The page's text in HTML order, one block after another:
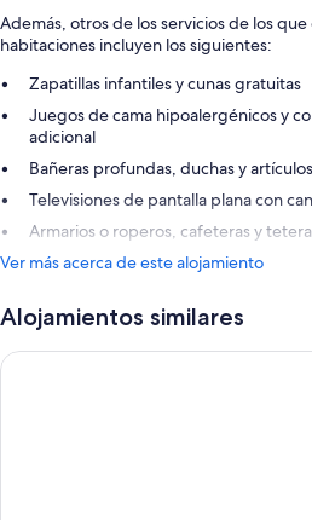
Además, otros de los servicios de los
habitaciones incluyen los siguientes:
Zapatillas infantiles y cunas gratuitas
Juegos de cama hipoalergénicos y
adicional
Bañeras profundas, duchas y
Televisiones de pantalla plana con
Armarios o roperos, cafeteras y
Ver más acerca de este alojamiento
Alojamientos similares
Saint-Gervais Hotel and Spa